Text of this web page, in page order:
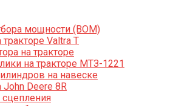
мощности (ВОМ)
Valtra T
на тракторе
на тракторе МТЗ-1221
на навеске
Deere 8R